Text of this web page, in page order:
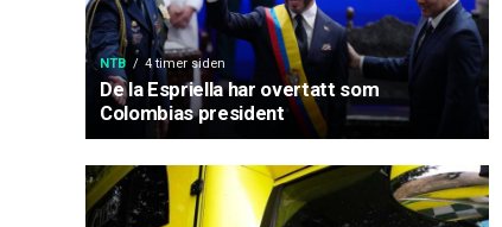
NTB 4 timer siden
De la Espriella har overtatt som
Colombias president